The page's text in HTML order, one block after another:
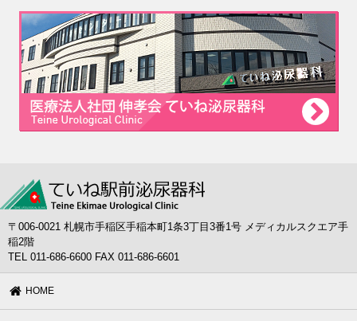
〒006-0021 札幌市手稲区手稲本町1条3丁目3番1号 メディカルスクエア手
稲2階
TEL 011-686-6600 FAX 011-686-6601
HOME